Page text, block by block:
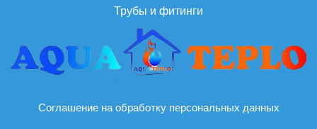
Трубы и фитинги
Соглашение на обработку персональных данных